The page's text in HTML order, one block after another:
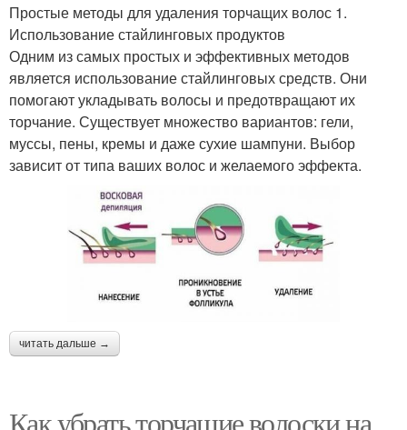
Простые методы для удаления торчащих волос 1.
Использование стайлинговых продуктов
Одним из самых простых и эффективных методов
является использование стайлинговых средств. Они
помогают укладывать волосы и предотвращают их
торчание. Существует множество вариантов: гели,
муссы, пены, кремы и даже сухие шампуни. Выбор
зависит от типа ваших волос и желаемого эффекта.
читать дальше →
Как убрать торчащие волоски на